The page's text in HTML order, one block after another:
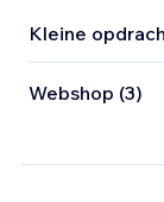
Kleine
Webshop (3)